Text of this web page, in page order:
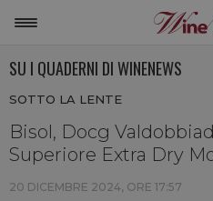
NON
SU I QUADERNI DI WINENEWS
SOTTO LA LENTE
Bisol, Docg
Superiore Extra Dry
20 DICEMBRE 2024, ORE 17:57